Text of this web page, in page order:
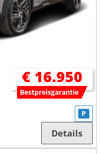
€ 16.950
Bestpreisgarantie
P
Details